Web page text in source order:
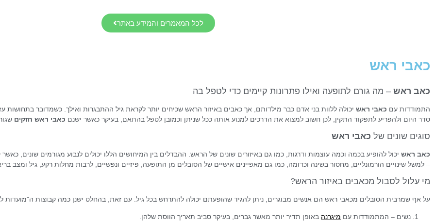
לכל המאמרים והמידע באתר
כאבי ראש
כאב ראש – מה גורם לתופעה ואילו פתרונות קיימים כדי לטפל בה
התמודדות עם כאבי ראש יכולה ללוות בני אדם כבר מילדותם, אך כאבים באיזור הראש שכיחים יותר לקראת גיל ההתבגרות ואילך. כשמדובר
סדר היום ולהפריע לתפקוד התקין, לכן חשוב למצוא את הדרכים למנוע אותה ככל שניתן וכמובן לטפל בהתאם, בעיקר כאשר ישנם כאבי ראש חזקים
סוגים שונים של כאבי ראש
כאב ראש יכול להופיע בכמה וכמה עוצמות ודרגות, כמו גם באיזורים שונים של הראש. ההבדלים בין המיחושים הללו יכולים לנבוע מגורמים שונים,
– למשל שינויים הורמונליים, מחסור בשינה וכדומה, כמו גם מאפיינים אישיים של הסובלים מן התופעה, פיזיים ונפשיים, לרבות מחלות רקע, גיל ומצב
מי עלול לסבול מכאבים באיזור הראש?
על אף שמרבית הסובלים מכאבי ראש הם אנשים מבוגרים, ניתן להגיד שהופעתם יכולה להתרחש בכל גיל. עם זאת, בהחלט ישנן כמה קבוצות ה"מועדות
נשים – המתמודדות עם מיגרנה באופן תדיר יותר מאשר גברים, בעיקר סביב תאריך הווסת שלהן.